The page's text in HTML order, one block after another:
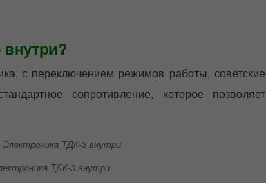
внутри?
с переключением режимов работы, советские
сопротивление, которое позволяет
ТДК-3 внутри